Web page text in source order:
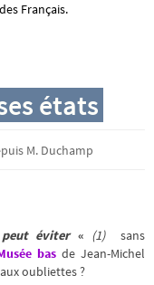
Français.
états
M. Duchamp
éviter« (1)
sans
bas de Jean-Michel
oubliettes ?